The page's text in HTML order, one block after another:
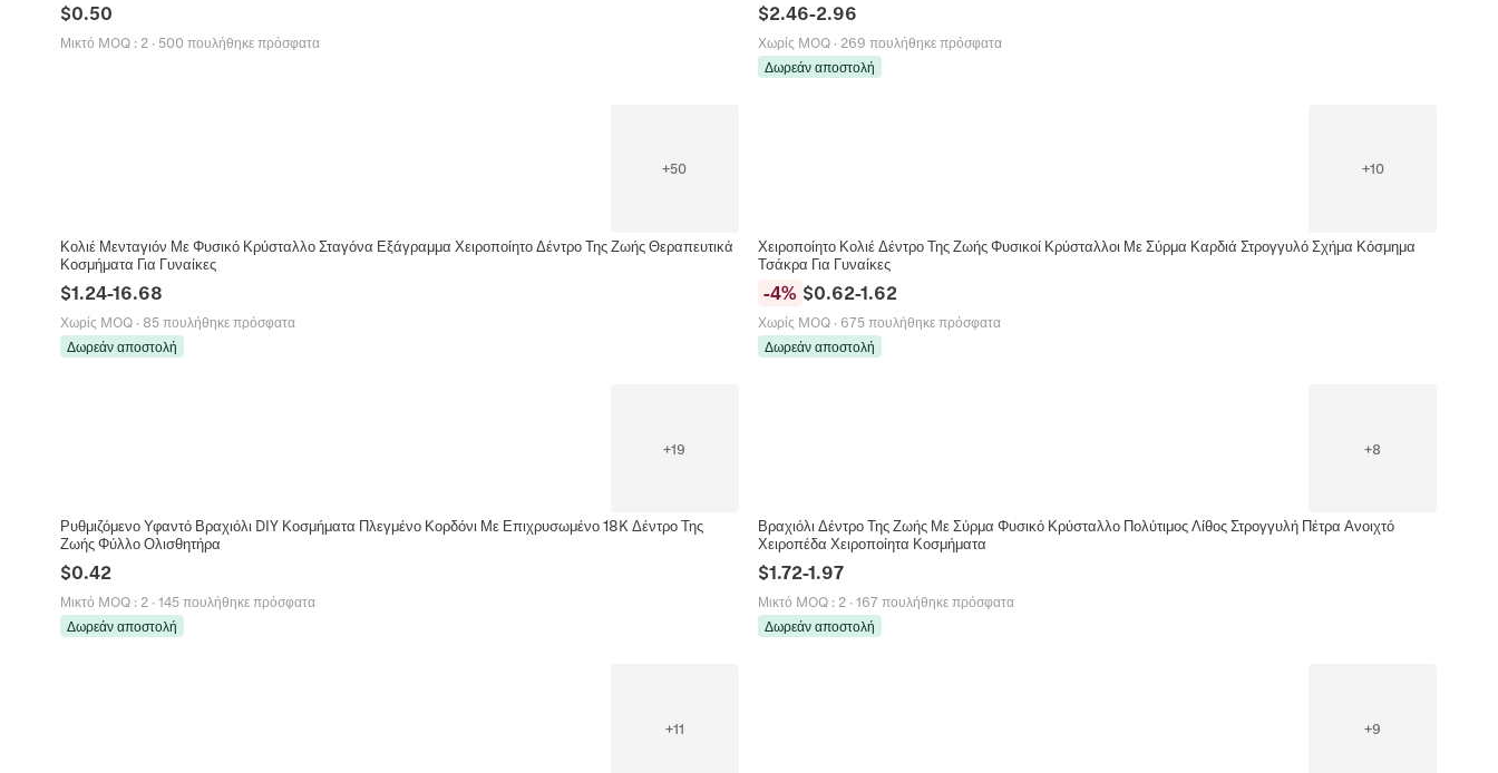
$0.50
Μικτό MOQ: 2· 500 πουλήθηκε πρόσφατα
$2.46-2.96
Χωρίς MOQ · 269 πουλήθηκε πρόσφατα
Δωρεάν αποστολή
+50
Κολιέ Μενταγιόν Με Φυσικό Κρύσταλλο Σταγόνα Εξάγραμμα Χειροποίητο Δέντρο Της Ζωής Θεραπευτικά
Κοσμήματα Για Γυναίκες
$1.24-16.68
Χωρίς MOQ· 85 πουλήθηκε πρόσφατα
Δωρεάν αποστολή
+10
Χειροποίητο Κολιέ Δέντρο Της Ζωής Φυσικοί Κρύσταλλοι Με Σύρμα Καρδιά Στρογγυλό Σχήμα Κόσμημα
Τσάκρα Για Γυναίκες
-4% $0.62-1.62
Χωρίς MOQ · 675 πουλήθηκε πρόσφατα
Δωρεάν αποστολή
+19
Ρυθμιζόμενο Υφαντό Βραχιόλι DIY Κοσμήματα Πλεγμένο Κορδόνι Με Επιχρυσωμένο 18K Δέντρο Της
Ζωής Φύλλο Ολισθητήρα
$0.42
Μικτό MOQ: 2· 145 πουλήθηκε πρόσφατα
Δωρεάν αποστολή
+8
Βραχιόλι Δέντρο Της Ζωής Με Σύρμα Φυσικό Κρύσταλλο Πολύτιμος Λίθος Στρογγυλή Πέτρα Ανοιχτό
Χειροπέδα Χειροποίητα Κοσμήματα
$1.72-1.97
Μικτό MOQ : 2 · 167 πουλήθηκε πρόσφατα
Δωρεάν αποστολή
+11 +9